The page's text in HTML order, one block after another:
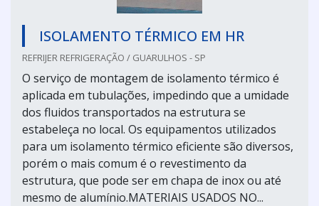
ISOLAMENTO TÉRMICO EM HR
REFRIJER REFRIGERAÇÃO / GUARULHOS - SP
O serviço de montagem de isolamento térmico é
aplicada em tubulações, impedindo que a umidade
dos fluidos transportados na estrutura se
estabeleça no local. Os equipamentos utilizados
para um isolamento térmico eficiente são diversos,
porém o mais comum é o revestimento da
estrutura, que pode ser em chapa de inox ou até
mesmo de alumínio.MATERIAIS USADOS NO...